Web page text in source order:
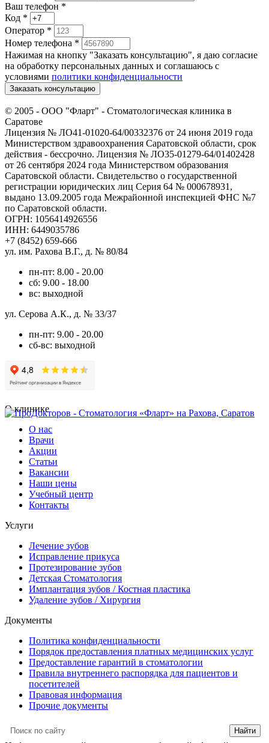
Ваш телефон *
Код *
Оператор *
Номер телефона *
Нажимая на кнопку "Заказать консультацию", я даю согласие
на обработку персональных данных и соглашаюсь c
условиями политики конфиденциальности
Заказать консультацию
© 2005 - ООО "Фларт" - Стоматологическая клиника в
Саратове
Лицензия № ЛО41-01020-64/00332376 от 24 июня 2019 года
Министерством здравоохранения Саратовской области, срок
действия - бессрочно. Лицензия № ЛО35-01279-64/01402428
от 26 сентября 2024 года Министерством образования
Саратовской области. Свидетельство о государственной
регистрации юридических лиц Серия 64 № 000678931,
выдано 13.09.2005 года Межрайонной инспекцией ФНС №7
по Саратовской области.
ОГРН: 1056414926556
ИНН: 6449035786
+7 (8452) 659-666
ул. им. Рахова В.Г., д. № 80/84
пн-пт: 8.00 - 20.00
сб: 9.00 - 18.00
вс: выходной
ул. Серова А.К., д. № 33/37
пн-пт: 9.00 - 20.00
сб-вс: выходной
О клинике
О нас
Врачи
Акции
Статьи
Вакансии
Наши цены
Учебный центр
Контакты
Услуги
Лечение зубов
Исправление прикуса
Протезирование зубов
Детская Стоматология
Имплантация зубов / Костная пластика
Удаление зубов / Хирургия
Документы
Политика конфиденциальности
Порядок предоставления платных медицинских услуг
Предоставление гарантий в стоматологии
Правила внутреннего распорядка для пациентов и
посетителей
Правовая информация
Прочие документы